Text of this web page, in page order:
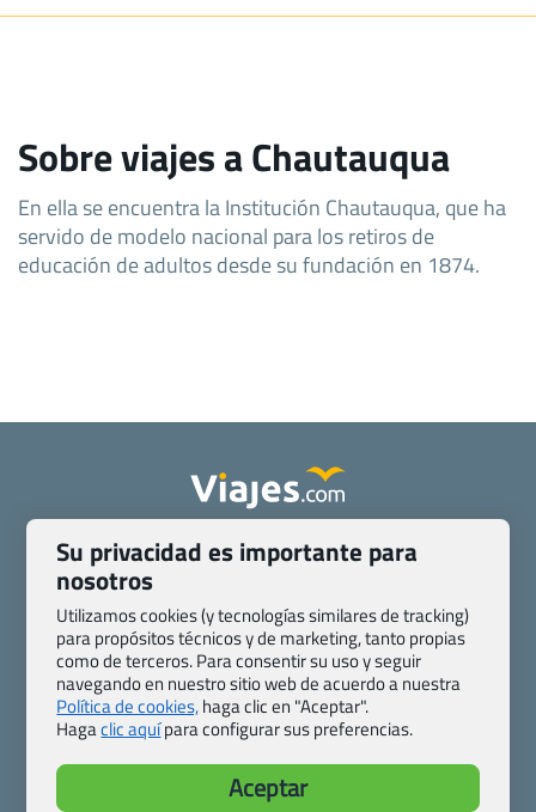
Sobre viajes a Chautauqua
En ella se encuentra la Institución Chautauqua, que ha
servido de modelo nacional para los retiros de
educación de adultos desde su fundación en 1874.
Quienes somos
Contacto
Pasaporte, Visado, Salud y otras disposiciones específicas
Blog de Viajes.com
Registro de agencias
Preguntas frecuentes
Condiciones generales
Política de privacidad y cookies
Transparencia
Todas las páginas – sitemap
Viajes.com
Last Minute Express S.L.U.
c/ Drago, CC HLS, Local 13
Su privacidad es importante para
nosotros
Utilizamos cookies (y tecnologías similares de tracking)
para propósitos técnicos y de marketing, tanto propias
como de terceros. Para consentir su uso y seguir
navegando en nuestro sitio web de acuerdo a nuestra
Política de cookies,haga clic en "Aceptar".
Hagaclic aquípara configurar sus preferencias.
Aceptar